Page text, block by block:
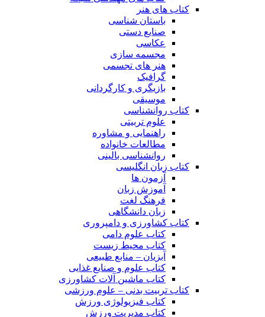
کتاب های هنر
باستان شناسی
صنایع دستی
عکاسی
مجسمه سازی
هنر های تجسمی
گرافیک
بازیگری و کارگردانی
موسیقی
کتاب روانشناسی
علوم تربیتی
راهنمایی و مشاوره
مطالعات خانواده
روانشناسی بالینی
کتاب زبان انگلیسی
آزمون ها
آموزش زبان
فرهنگ لغت
زبان دانشگاهی
کتاب کشاورزی و دامپروری
کتاب علوم دامی
کتاب محیط زیست
آبزیان – منابع طبیعی
کتاب علوم و صنایع غذایی
کتاب ماشین آلات کشاورزی
کتاب تربیت بدنی – علوم ورزشی
کتاب فیزیولوژی ورزش
کتاب مدیریت ورزش